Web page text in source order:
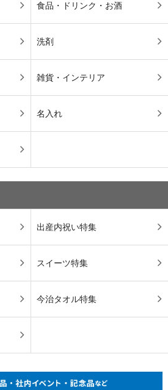
食品・ドリンク・お酒
洗剤
雑貨・インテリア
名入れ
出産内祝い特集
スイーツ特集
今治タオル特集